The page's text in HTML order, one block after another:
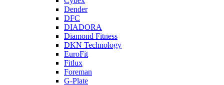
Dender
DFC
DIADORA
Diamond Fitness
DKN Technology
EuroFit
Fitlux
Foreman
G-Plate